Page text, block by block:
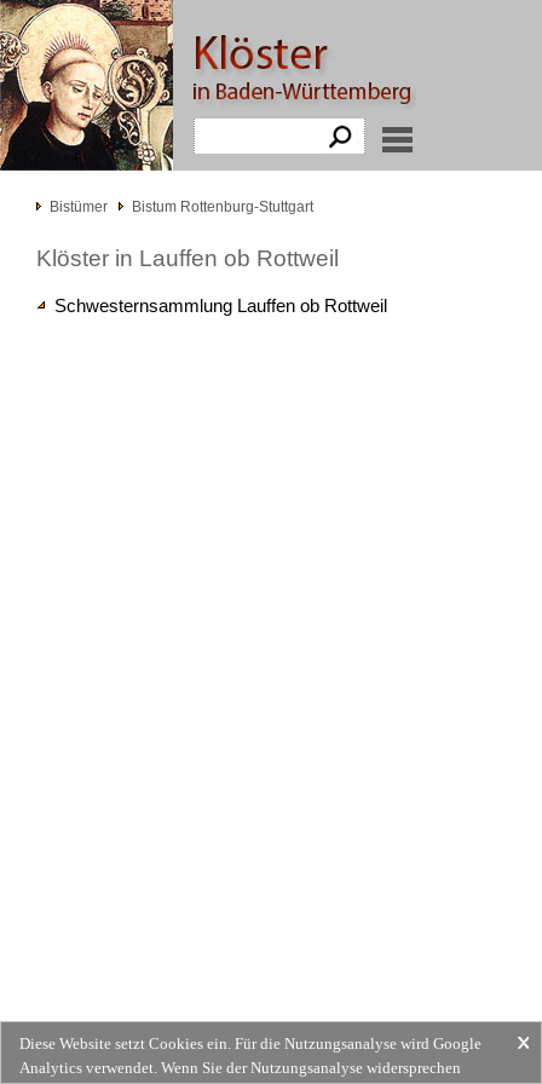
Bistümer Bistum Rottenburg-Stuttgart
Klöster in Lauffen ob Rottweil
Schwesternsammlung Lauffen ob Rottweil
Diese Website setzt Cookies ein. Für die Nutzungsanalyse wird Google
Analytics verwendet. Wenn Sie der Nutzungsanalyse widersprechen